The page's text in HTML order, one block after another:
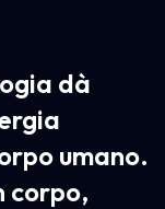
dà
umano.
corpo,